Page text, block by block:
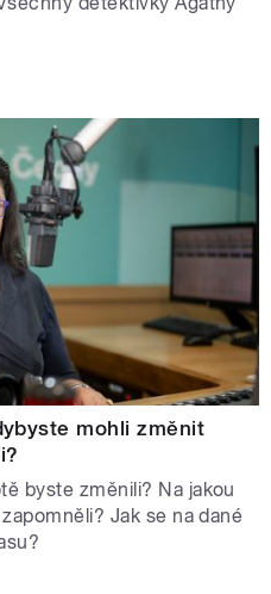
mohli změnit
byste změnili? Na jakou
Jak se na dané